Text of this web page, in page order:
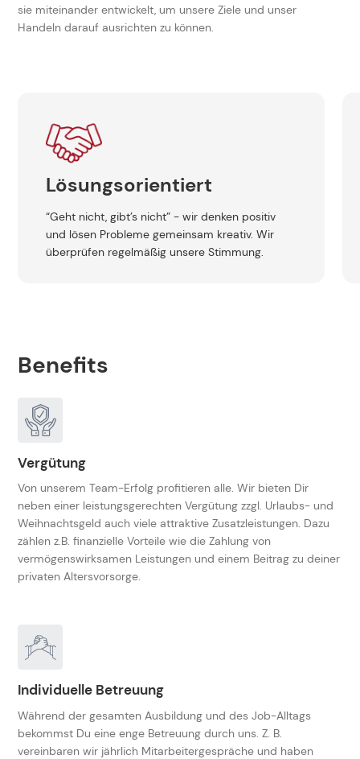
sie miteinander entwickelt, um unsere Ziele und unser
Handeln darauf ausrichten zu können.
positiv
Wir
den digitalen Fortschritt. Wir treffen
Absprachen mit allen Beteiligten. Wir
was wir wann und wie tun müssen.
Benefits
Vergütung
Von unserem Team-Erfolg profitieren alle. Wir bieten Dir
neben einer leistungsgerechten Vergütung zzgl. Urlaubs- und
Weihnachtsgeld auch viele attraktive Zusatzleistungen. Dazu
zählen z.B. finanzielle Vorteile wie die Zahlung von
vermögenswirksamen Leistungen und einem Beitrag zu deiner
privaten Altersvorsorge.
Individuelle Betreuung
Während der gesamten Ausbildung und des Job-Alltags
bekommst Du eine enge Betreuung durch uns. Z. B.
vereinbaren wir jährlich Mitarbeitergespräche und haben